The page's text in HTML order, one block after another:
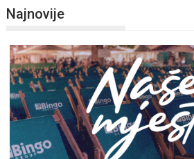
Najnovije